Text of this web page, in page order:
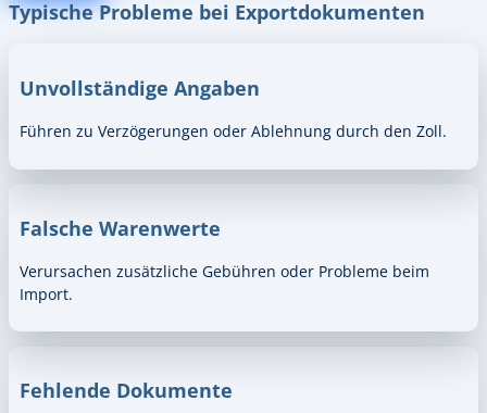
Typische Probleme bei Exportdokumenten
Unvollständige Angaben
Führen zu Verzögerungen oder Ablehnung durch den Zoll.
Falsche Warenwerte
Verursachen zusätzliche Gebühren oder Probleme beim
Import.
Fehlende Dokumente